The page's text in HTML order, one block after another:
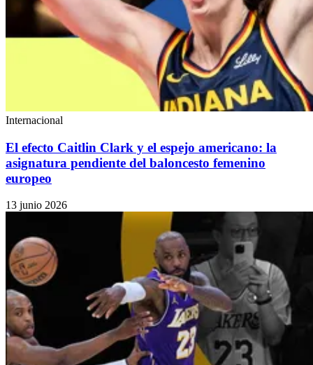
Internacional
El efecto Caitlin Clark y el espejo americano: la
asignatura pendiente del baloncesto femenino
europeo
13 junio 2026